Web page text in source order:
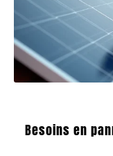
Besoins en